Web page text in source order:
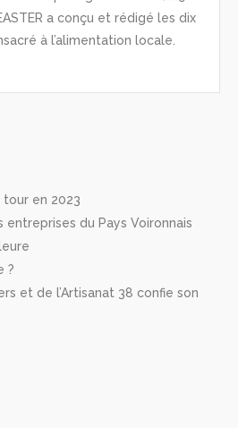
a conçu et rédigé les dix
à l’alimentation locale.
tour en 2023
entreprises du Pays Voironnais
?
et de l’Artisanat 38 confie son